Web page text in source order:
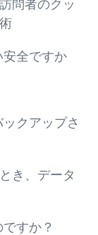
問者のクッ
全ですか
クアップさ
き、データ
すか？